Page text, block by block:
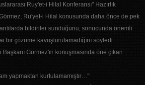
Ruy'et-i Hilal Konferansı" Hazırlık
Ru'yet-i Hilal konusunda daha önce de pek
bildiriler sunduğunu, sonucunda önemli
bir çözüme kavuşturulamadığını söyledi.
Görmez'in konuşmasında öne çıkan
yapmaktan kurtulamamıştır…"